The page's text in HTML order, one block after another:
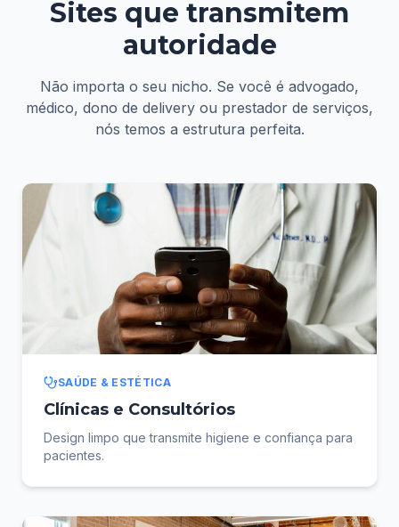
Sites que transmitem
autoridade
Não importa o seu nicho. Se você é advogado,
médico, dono de delivery ou prestador de serviços,
nós temos a estrutura perfeita.
SAÚDE & ESTÉTICA
Clínicas e Consultórios
Design limpo que transmite higiene e confiança para
pacientes.